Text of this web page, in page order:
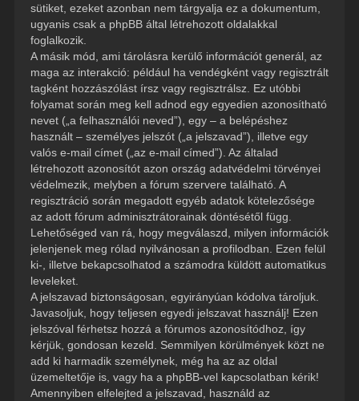
sütiket, ezeket azonban nem tárgyalja ez a dokumentum,
ugyanis csak a phpBB által létrehozott oldalakkal
foglalkozik.
A másik mód, ami tárolásra kerülő információt generál, az
maga az interakció: például ha vendégként vagy regisztrált
tagként hozzászólást írsz vagy regisztrálsz. Ez utóbbi
folyamat során meg kell adnod egy egyedien azonosítható
nevet („a felhasználói neved”), egy – a belépéshez
használt – személyes jelszót („a jelszavad”), illetve egy
valós e-mail címet („az e-mail címed”). Az általad
létrehozott azonosítót azon ország adatvédelmi törvényei
védelmezik, melyben a fórum szervere található. A
regisztráció során megadott egyéb adatok kötelezősége
az adott fórum adminisztrátorainak döntésétől függ.
Lehetőséged van rá, hogy megválaszd, milyen információk
jelenjenek meg rólad nyilvánosan a profilodban. Ezen felül
ki-, illetve bekapcsolhatod a számodra küldött automatikus
leveleket.
A jelszavad biztonságosan, egyirányúan kódolva tároljuk.
Javasoljuk, hogy teljesen egyedi jelszavat használj! Ezen
jelszóval férhetsz hozzá a fórumos azonosítódhoz, így
kérjük, gondosan kezeld. Semmilyen körülmények közt ne
add ki harmadik személynek, még ha az az oldal
üzemeltetője is, vagy ha a phpBB-vel kapcsolatban kérik!
Amennyiben elfelejted a jelszavad, használd az